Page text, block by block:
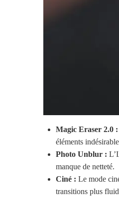
Magic Eraser 2.0 :
éléments
Photo Unblur :
manque de netteté.
Ciné : Le mode
transitions plus